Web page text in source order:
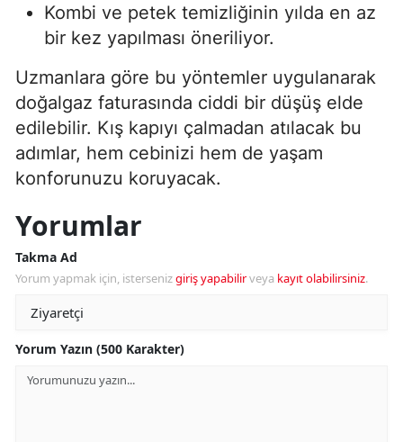
Kombi ve petek temizliğinin yılda en az
bir kez yapılması öneriliyor.
Uzmanlara göre bu yöntemler uygulanarak
doğalgaz faturasında ciddi bir düşüş elde
edilebilir. Kış kapıyı çalmadan atılacak bu
adımlar, hem cebinizi hem de yaşam
konforunuzu koruyacak.
Yorumlar
Takma Ad
Yorum yapmak için, istersenizgiriş yapabilirveya kayıt olabilirsiniz.
Yorum Yazın (500 Karakter)